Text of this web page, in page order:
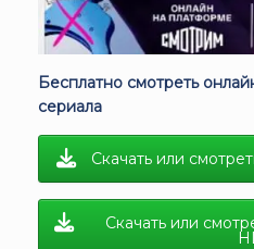
Бесплатно смотреть
сериала
Скачать или
Скачать или